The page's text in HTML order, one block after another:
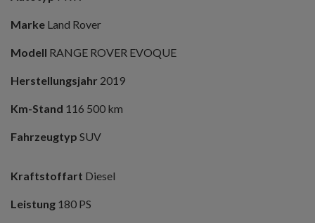
Marke Land Rover
Modell RANGE ROVER EVOQUE
Herstellungsjahr 2019
Km-Stand 116 500 km
Fahrzeugtyp SUV
Kraftstoffart Diesel
Leistung 180 PS